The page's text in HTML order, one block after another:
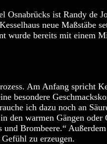
Osnabrücks ist Randy
neue Maßstäbe
wurde bereits mit
Am Anfang spricht
besondere
ich dazu noch an
den warmen Gängen
Brombeere.“
zu erzeugen.